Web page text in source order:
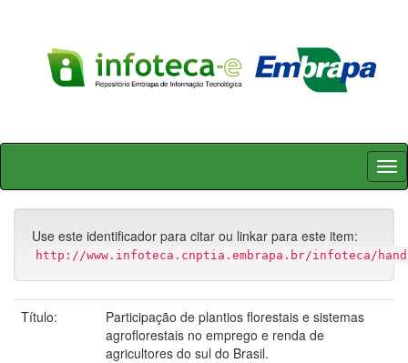
Skip
Use este identificador para citar ou linkar para este item:
http://www.infoteca.cnptia.embrapa.br/infoteca/
Título:
Participação de plantios florestais e sistemas
agroflorestais no emprego e renda de
agricultores do sul do Brasil.